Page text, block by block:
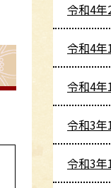
令和4
令和4
令和4
令和3
令和3